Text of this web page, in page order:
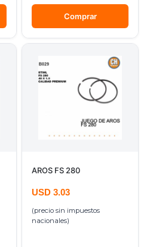
Comprar
AROS FS 280
USD 3.03
(precio sin impuestos
nacionales)